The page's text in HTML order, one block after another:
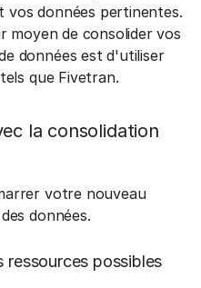
données pertinentes.
moyen de consolider vos
données est d'utiliser
que Fivetran.
la consolidation
votre nouveau
données.
ressources possibles